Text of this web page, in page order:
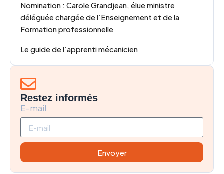
Nomination : Carole Grandjean, élue ministre
déléguée chargée de l’Enseignement et de la
Formation professionnelle
Le guide de l’apprenti mécanicien
Restez informés
E-mail
Envoyer